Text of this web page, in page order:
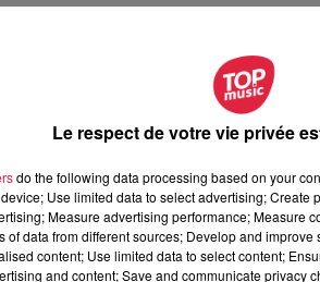
de chirurgie réfractive.
la personne est opérable. "
comme une cornée trop fine par
ou encore sa presbytie par la chirurgie
n’est pas prise en charge par la
à ses lunettes ou ses lentilles.
Le respect de votre vie privée
do the following data processing based on your
Use limited data to select advertising;
Measure advertising performance; Measure
of data from different sources; Develop and
content; Use limited data to select content;
and content; Save and communicate privacy